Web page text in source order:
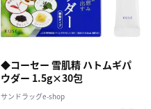
◆コーセー 雪肌精 ハトムギパ
ウダー 1.5g×30包
サンドラッグe-shop